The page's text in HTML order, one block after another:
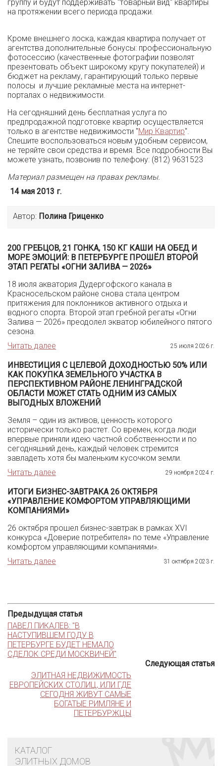
группу и будут поддерживать "товарный вид" квартиры
на протяжении всего периода продажи.
Кроме внешнего лоска, каждая квартира получает от
агентства дополнительные бонусы: профессиональную
фотосессию (качественные фотографии позволят
презентовать объект широкому кругу покупателей) и
бюджет на рекламу, гарантирующий только первые
полосы и лучшие рекламные места на интернет-
порталах о недвижимости.
На сегодняшний день бесплатная услуга по
предпродажной подготовке квартир осуществляется
только в агентстве недвижимости "Мир Квартир".
Спешите воспользоваться новым удобным сервисом,
не теряйте свои средства и время. Все подробности Вы
можете узнать, позвонив по телефону: (812) 9631523
Материал размещен на правах рекламы.
14 мая 2013 г.
Автор: Полина Гриценко
200 ГРЕБЦОВ, 21 ГОНКА, 150 КГ КАШИ НА ОБЕД И
МОРЕ ЭМОЦИЙ: В ПЕТЕРБУРГЕ ПРОШЁЛ ВТОРОЙ
ЭТАП РЕГАТЫ «ОГНИ ЗАЛИВА — 2026»
18 июля акватория Дудергофского канала в
Красносельском районе снова стала центром
притяжения для поклонников активного отдыха и
водного спорта. Второй этап гребной регаты «Огни
Залива — 2026» преодолел экватор юбилейного пятого
сезона.
Читать далее
25 июля 2026 г.
ИНВЕСТИЦИЯ С ЦЕЛЕВОЙ ДОХОДНОСТЬЮ 50% ИЛИ
КАК ПОКУПКА ЗЕМЕЛЬНОГО УЧАСТКА В
ПЕРСПЕКТИВНОМ РАЙОНЕ ЛЕНИНГРАДСКОЙ
ОБЛАСТИ МОЖЕТ СТАТЬ ОДНИМ ИЗ САМЫХ
ВЫГОДНЫХ ВЛОЖЕНИЙ
Земля – один из активов, ценность которого
исторически только растет. Со времен, когда люди
впервые приняли идею частной собственности и по
сегодняшний день, каждый человек стремится
завладеть хотя бы маленьким кусочком земли.
Читать далее
29 ноября 2024 г.
ИТОГИ БИЗНЕС-ЗАВТРАКА 26 ОКТЯБРЯ
«УПРАВЛЕНИЕ КОМФОРТОМ УПРАВЛЯЮЩИМИ
КОМПАНИЯМИ»
26 октября прошел бизнес-завтрак в рамках XVI
конкурса «Доверие потребителя» по теме «Управление
комфортом управляющими компаниями».
Читать далее
31 октября 2023 г.
Предыдущая статья
ПАВЕЛ ПИКАЛЕВ: "В
НАСТУПИВШЕМ ГОДУ В
ПЕТЕРБУРГЕ БУДЕТ НЕМАЛО
СДЕЛОК СРЕДИ МОСКВИЧЕЙ"
Следующая статья
ЭЛИТНАЯ НЕДВИЖИМОСТЬ
ЕВРОПЕЙСКИХ СТОЛИЦ, ИЛИ ГДЕ
СЕГОДНЯ ЖИВУТ САМЫЕ
БОГАТЫЕ РИМЛЯНЕ И
ПЕТЕРБУРЖЦЫ
КАТАЛОГ
ЭЛИТНЫХ ДОМОВ